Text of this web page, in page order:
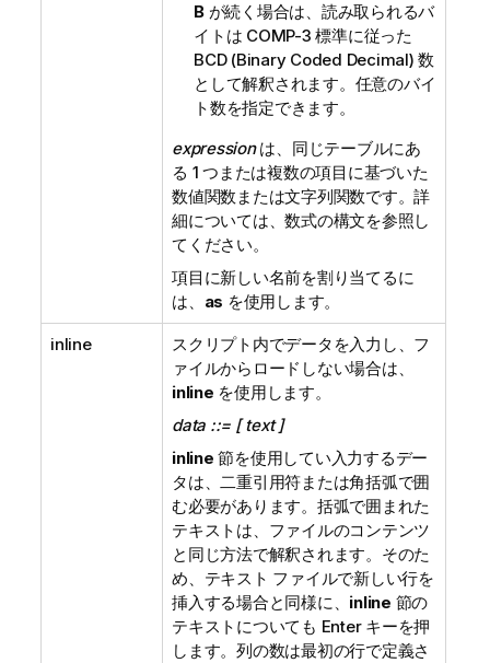
Bが続く場合は、読み取られるバ
イトは COMP-3 標準に従った
BCD (Binary Coded Decimal) 数
として解釈されます。任意のバイ
ト数を指定できます。
expressionは、同じテーブルにあ
る 1 つまたは複数の項目に基づいた
数値関数または文字列関数です。詳
細については、数式の構文を参照し
てください。
項目に新しい名前を割り当てるに
は、 as を使用します。
inline
スクリプト内でデータを入力し、フ
ァイルからロードしない場合は、
inline を使用します。
data ::= [ text ]
inline 節を使用してい入力するデー
タは、二重引用符または角括弧で囲
む必要があります。括弧で囲まれた
テキストは、ファイルのコンテンツ
と同じ方法で解釈されます。そのた
め、テキスト ファイルで新しい行を
挿入する場合と同様に、 inline 節の
テキストについても Enter キーを押
します。列の数は最初の行で定義さ